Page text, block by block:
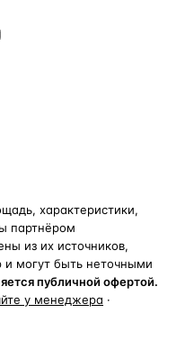
характеристики,
партнёром
из их источников,
и могут быть неточными
публичной офертой.
у менеджера ·